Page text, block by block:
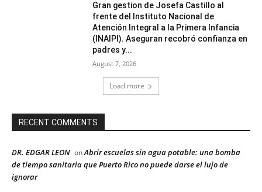
Gran gestion de Josefa Castillo al
frente del Instituto Nacional de
Atención Integral a la Primera Infancia
(INAIPI). Aseguran recobró confianza en
padres y...
August 7, 2026
Load more
RECENT COMMENTS
DR. EDGAR LEON onAbrir escuelas sin agua potable: una bomba
de tiempo sanitaria que Puerto Rico no puede darse el lujo de
ignorar